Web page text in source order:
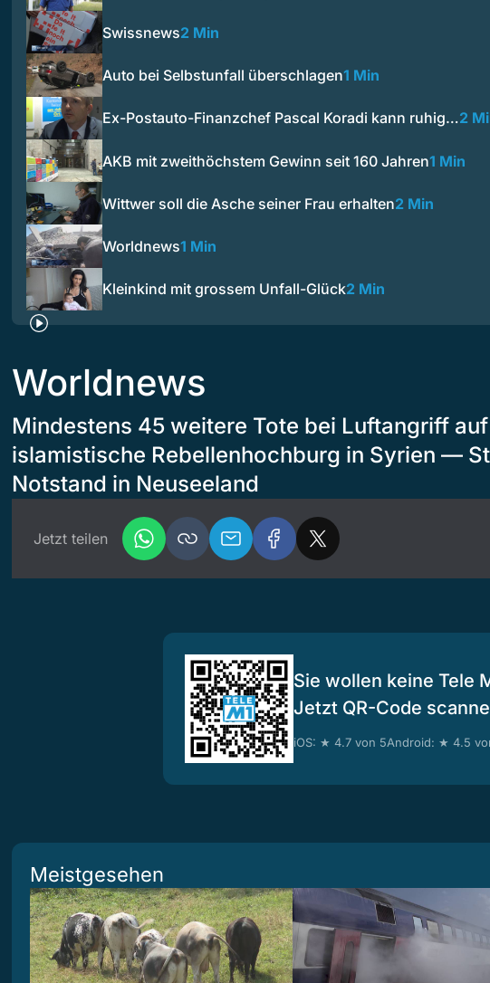
Swissnews2 Min
Auto bei Selbstunfall überschlagen1 Min
Ex-Postauto-Finanzchef Pascal Koradi kann ruhig…2
AKB mit zweithöchstem Gewinn seit 160 Jahren1 Min
Wittwer soll die Asche seiner Frau erhalten2 Min
Worldnews1 Min
Kleinkind mit grossem Unfall-Glück2 Min
Worldnews
Mindestens 45 weitere Tote bei Luftangriff auf
islamistische Rebellenhochburg in Syrien —
Notstand in Neuseeland
Jetzt teilen
Sie wollen keine Tele
Jetzt QR-Code
iOS: ★ 4.7 von 5Android: ★ 4.5
Meistgesehen